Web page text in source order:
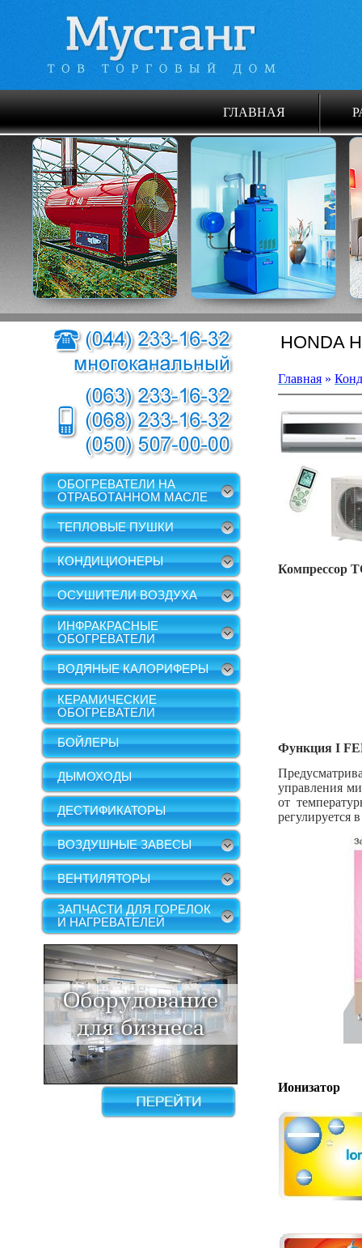
ГЛАВНАЯ
ОБОГРЕВАТЕЛИ НА
ОТРАБОТАННОМ МАСЛЕ
ТЕПЛОВЫЕ ПУШКИ
КОНДИЦИОНЕРЫ
ОСУШИТЕЛИ ВОЗДУХА
ИНФРАКРАСНЫЕ
ОБОГРЕВАТЕЛИ
ВОДЯНЫЕ КАЛОРИФЕРЫ
КЕРАМИЧЕСКИЕ
ОБОГРЕВАТЕЛИ
БОЙЛЕРЫ
ДЫМОХОДЫ
ДЕСТИФИКАТОРЫ
ВОЗДУШНЫЕ ЗАВЕСЫ
ВЕНТИЛЯТОРЫ
ЗАПЧАСТИ ДЛЯ ГОРЕЛОК
И НАГРЕВАТЕЛЕЙ
HONDA
Главная »
Компрессор
Функция I
управления
от
регулируется
Ионизатор